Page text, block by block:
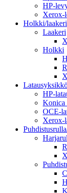
HP-
Xerox-
Holkki/laakeri
Laakeri
Holkki
HP-
Konica
OCE-
Xerox-